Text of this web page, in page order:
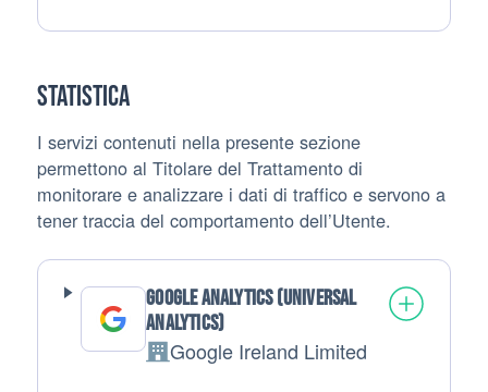
Statistica
I servizi contenuti nella presente sezione
permettono al Titolare del Trattamento di
monitorare e analizzare i dati di traffico e servono a
tener traccia del comportamento dell’Utente.
Google Analytics (Universal
Analytics)
Azienda:
Google Ireland Limited